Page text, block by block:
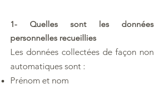
1- Quelles sont les données
personnelles recueillies
Les données collectées de façon non
automatiques sont :
Prénom et nom